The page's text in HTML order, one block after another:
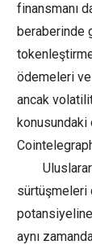
finansmanı
beraberinde
ödemeleri
ancak
sürtüşmeleri
aynı